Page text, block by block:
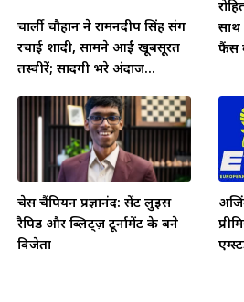
चार्ली चौहान ने रामनदीप सिंह संग
रचाई शादी, सामने आईं खूबसूरत
तस्वीरें; सादगी भरे अंदाज...
साथ
फैंस
चेस चैंपियन प्रज्ञानंद: सेंट लुइस
रैपिड और ब्लिट्ज़ टूर्नामेंट के बने
विजेता